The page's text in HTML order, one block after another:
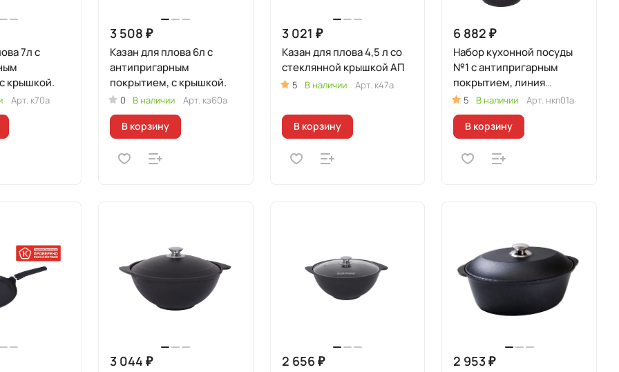
7л с
крышкой.
Арт. к70а
3 508 ₽
Казан для плова 6л с
антипригарным
покрытием, с крышкой.
0 В наличии Арт. кз60а
В корзину
3 021 ₽
Казан для плова 4,5 л со
стеклянной крышкой АП
5 В наличии Арт. к47а
В корзину
6 882 ₽
Набор кухонной посуды
№1 с антипригарным
покрытием, линия
"Традиция" (к41а, с247а,
к056а)
5 В наличии Арт. нкп01а
В корзину
3 044 ₽ 2 656 ₽ 2 953 ₽